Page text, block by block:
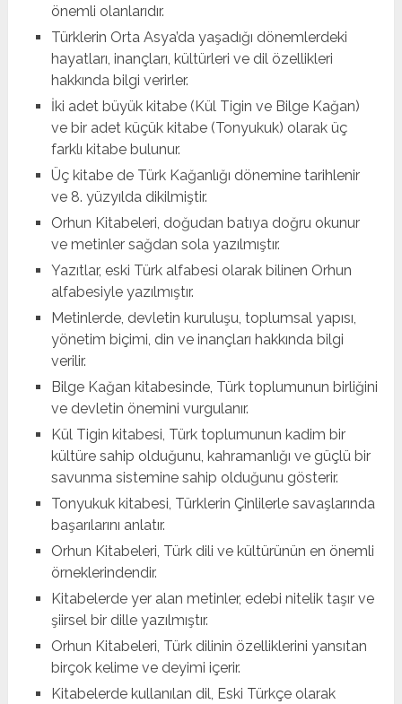
önemli olanlarıdır.
Türklerin Orta Asya’da yaşadığı dönemlerdeki
hayatları, inançları, kültürleri ve dil özellikleri
hakkında bilgi verirler.
İki adet büyük kitabe (Kül Tigin ve Bilge Kağan)
ve bir adet küçük kitabe (Tonyukuk) olarak üç
farklı kitabe bulunur.
Üç kitabe de Türk Kağanlığı dönemine tarihlenir
ve 8. yüzyılda dikilmiştir.
Orhun Kitabeleri, doğudan batıya doğru okunur
ve metinler sağdan sola yazılmıştır.
Yazıtlar, eski Türk alfabesi olarak bilinen Orhun
alfabesiyle yazılmıştır.
Metinlerde, devletin kuruluşu, toplumsal yapısı,
yönetim biçimi, din ve inançları hakkında bilgi
verilir.
Bilge Kağan kitabesinde, Türk toplumunun birliğini
ve devletin önemini vurgulanır.
Kül Tigin kitabesi, Türk toplumunun kadim bir
kültüre sahip olduğunu, kahramanlığı ve güçlü bir
savunma sistemine sahip olduğunu gösterir.
Tonyukuk kitabesi, Türklerin Çinlilerle savaşlarında
başarılarını anlatır.
Orhun Kitabeleri, Türk dili ve kültürünün en önemli
örneklerindendir.
Kitabelerde yer alan metinler, edebi nitelik taşır ve
şiirsel bir dille yazılmıştır.
Orhun Kitabeleri, Türk dilinin özelliklerini yansıtan
birçok kelime ve deyimi içerir.
Kitabelerde kullanılan dil, Eski Türkçe olarak